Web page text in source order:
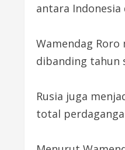
antara Indonesia
Wamendag
dibanding tahun
Rusia juga
total